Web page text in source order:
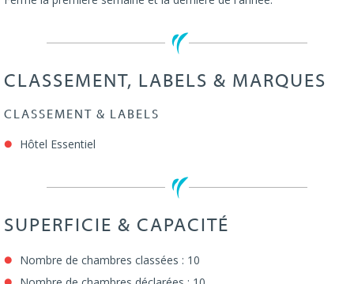
CLASSEMENT, LABELS & MARQUES
CLASSEMENT & LABELS
Hôtel Essentiel
SUPERFICIE & CAPACITÉ
Nombre de chambres classées : 10